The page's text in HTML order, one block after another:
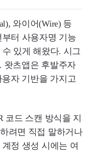
와이어(Wire) 등
터 사용자명 기능
있게 해왔다. 시그
왓츠앱은 후발주자
자 기반을 가지고
코드 스캔 방식을 지
려면 직접 말하거나
정 생성 시에는 여